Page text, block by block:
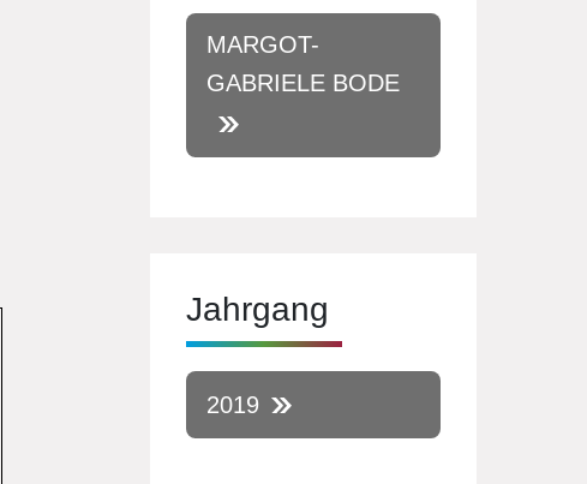
MARGOT-
GABRIELE BODE
Jahrgang
2019